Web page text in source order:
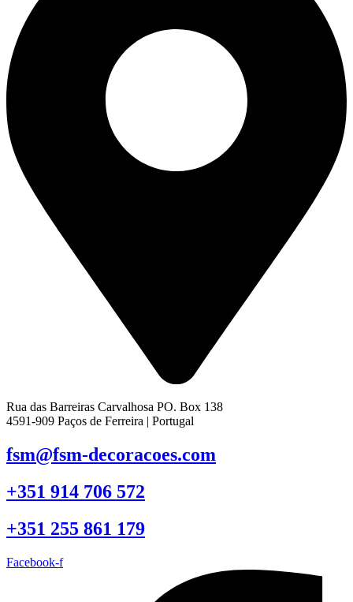
Rua das Barreiras Carvalhosa PO. Box 138
4591-909 Paços de Ferreira | Portugal
fsm@fsm-decoracoes.com
+351 914 706 572
+351 255 861 179
Facebook-f